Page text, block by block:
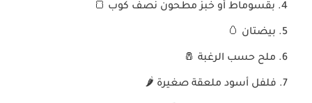
بقسوماط أو خبز مطحون نصف كوب 🍞
بيضتان 🥚
ملح حسب الرغبة 🧂
فلفل أسود ملعقة صغيرة 🌶️